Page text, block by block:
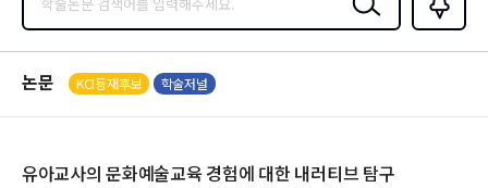
검색
즐겨찾
기0
논문 KCI등재후보 학술저널
유아교사의 문화예술교육 경험에 대한 내러티브 탐구